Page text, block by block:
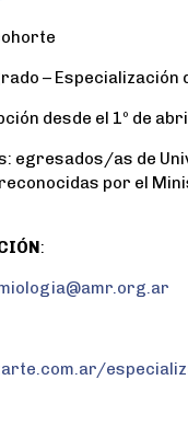
a
– Especialización
desde el 1º de
egresados/as de
por el
: